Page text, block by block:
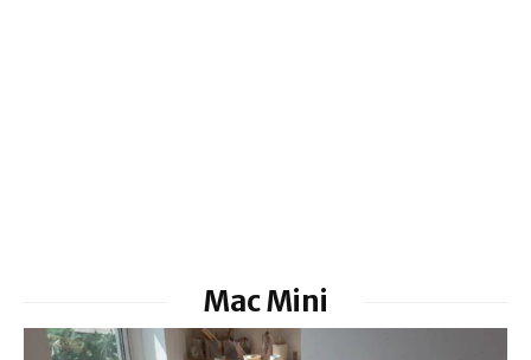
Mac Mini